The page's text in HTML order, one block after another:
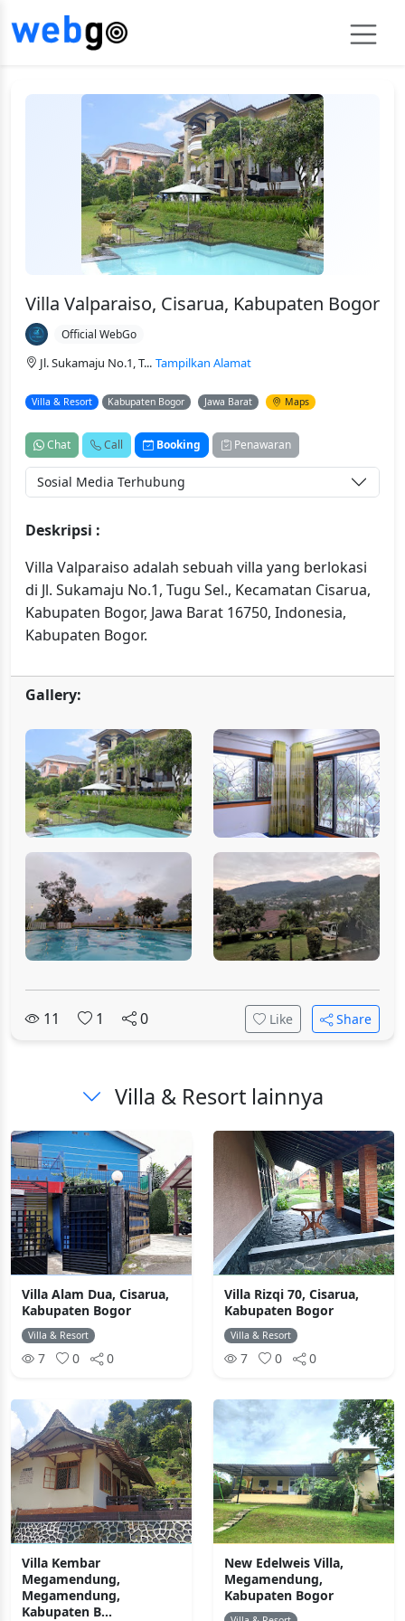
Villa Valparaiso, Cisarua, Kabupaten Bogor
Official WebGo
Jl. Sukamaju No.1, T... Tampilkan Alamat
Villa & Resort Kabupaten Bogor Jawa Barat Maps
Chat Call Booking Penawaran
Sosial Media Terhubung
Deskripsi :
Villa Valparaiso adalah sebuah villa yang berlokasi
di Jl. Sukamaju No.1, Tugu Sel., Kecamatan Cisarua,
Kabupaten Bogor, Jawa Barat 16750, Indonesia,
Kabupaten Bogor.
Gallery:
11 1 0 Like Share
Villa & Resort lainnya
Villa Alam Dua, Cisarua,
Kabupaten Bogor
Villa & Resort
7 0 0
Villa Rizqi 70, Cisarua,
Kabupaten Bogor
Villa & Resort
7 0 0
Villa Kembar
Megamendung,
Megamendung,
Kabupaten B...
New Edelweis Villa,
Megamendung,
Kabupaten Bogor